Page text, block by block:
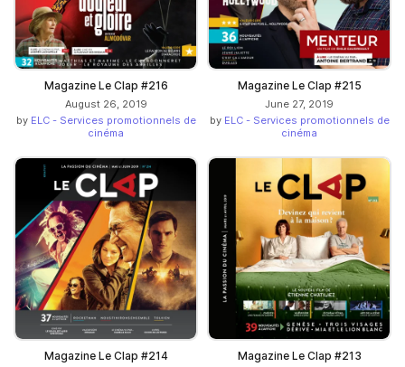
Magazine Le Clap #216
August 26, 2019
by ELC - Services promotionnels de
cinéma
Magazine Le Clap #215
June 27, 2019
by ELC - Services promotionnels de
cinéma
Magazine Le Clap #214 Magazine Le Clap #213